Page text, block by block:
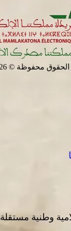
محفوظة © 2026
وطنية مستقلة